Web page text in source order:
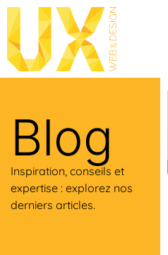
Blog
Inspiration, conseils et
expertise : explorez nos
derniers articles.